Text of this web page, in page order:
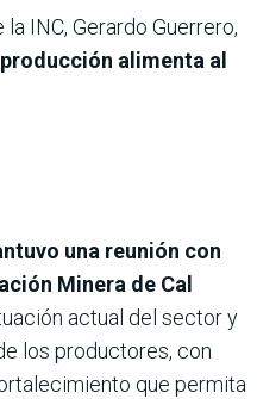
INC, Gerardo Guerrero,
alimenta al
una reunión con
Minera de Cal
actual del sector y
los productores, con
que permita